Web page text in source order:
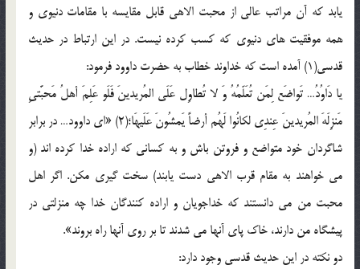
یابد که آن مراتب عالی از محبت الاهی قابل مقایسه با مقامات دنیوی و
همه موفقیت های دنیوی که کسب کرده نیست. در این ارتباط در حدیث
قدسی(1) آمده است که خداوند خطاب به حضرت داوود فرمود:
یا دَاوُدُ… تَواضَع لِمَن تُعَلّمُهُ وَ لا تُطاوِل عَلَی المُریدینَ فَلَو عَلِمَ أهلُ مَحبَّتیِ
مَنزِلَهَ المُریدینَ عِندِی لکانُوا لَهُم أرضاً یَمشُونَ عَلَیهَا؛(2) «ای داوود… در برابر
شاگردان خود متواضع و فروتن باش و به کسانی که اراده خدا کرده اند (و
می خواهند به مقام قرب الاهی دست یابند) سخت گیری مکن. اگر اهل
محبت من می دانستند که خداجویان و اراده کنندگان خدا چه منزلتی در
پیشگاه من دارند، خاک پای آنها می شدند تا بر روی آنها راه بروند».
دو نکته در این حدیث قدسی وجود دارد: